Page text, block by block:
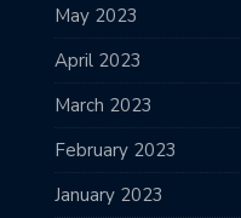
May 2023
April 2023
March 2023
February 2023
January 2023